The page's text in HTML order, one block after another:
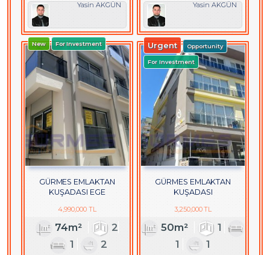
Yasin AKGÜN Yasin AKGÜN
New For Investment
GÜRMES EMLAKTAN
KUŞADASI EGE
YENİ 2+1 DAİRE
4,990,000 TL
74m²
2
1
2
Urgent Opportunity
For Investment
GÜRMES EMLAKTAN
KUŞADASI
SATILIK 1+1 DAİRE
3,250,000 TL
50m²
1
1
1